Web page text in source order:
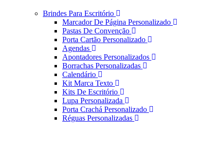
Brindes Para Escritório
Marcador De Página Personalizado
Pastas De Convenção
Porta Cartão Personalizado
Agendas
Apontadores Personalizados
Borrachas Personalizadas
Calendário
Kit Marca Texto
Kits De Escritório
Lupa Personalizada
Porta Crachá Personalizado
Réguas Personalizadas